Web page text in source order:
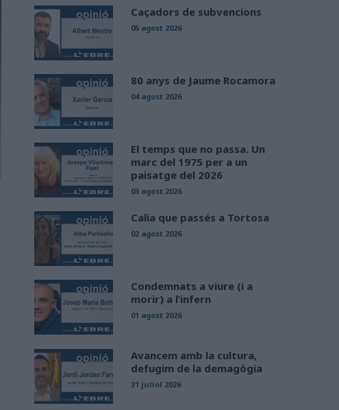
Caçadors de subvencions
05 agost 2026
80 anys de Jaume Rocamora
04 agost 2026
El temps que no passa. Un
marc del 1975 per a un
paisatge del 2026
03 agost 2026
Calia que passés a Tortosa
02 agost 2026
Condemnats a viure (i a
morir) a l’infern
01 agost 2026
Avancem amb la cultura,
defugim de la demagògia
31 juliol 2026